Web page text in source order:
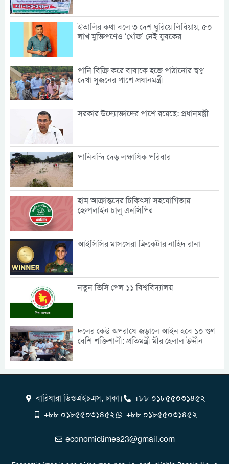
ইতালির কথা বলে ৩ দেশ ঘুরিয়ে লিবিয়ায়, ৫০
লাখ মুক্তিপণেও ‘খোঁজ’ নেই যুবকের
পানি বিক্রি করে বাবাকে হজে পাঠানোর স্বপ্ন
দেখা সুজনের পাশে প্রধানমন্ত্রী
সরকার উদ্যোক্তাদের পাশে রয়েছে: প্রধানমন্ত্রী
পানিবন্দি দেড় লক্ষাধিক পরিবার
হাম আক্রান্তদের চিকিৎসা সহযোগিতায়
হেল্পলাইন চালু এনসিপির
আইসিসির মাসসেরা ক্রিকেটার নাহিদ রানা
নতুন ভিসি পেল ১১ বিশ্ববিদ্যালয়
দলের কেউ অপরাধে জড়ালে আইন হবে ১০ গুণ
বেশি শক্তিশালী: প্রতিমন্ত্রী মীর হেলাল উদ্দীন
বারিধারা ডিওএইচএস, ঢাকা।
+৮৮ ০১৮৫৫০৩১৪৫২
+৮৮ ০১৮৫৫০৩১৪৫২
+৮৮ ০১৮৫৫০৩১৪৫২
economictimes23@gmail.com